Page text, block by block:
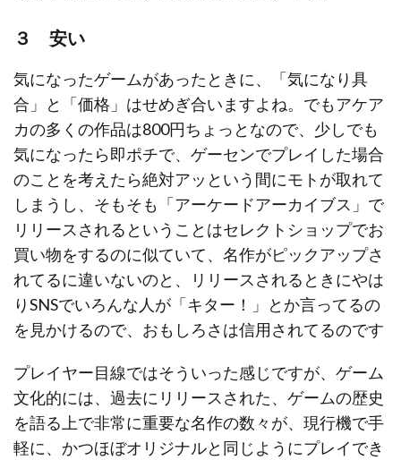
３ 安い
気になったゲームがあったときに、「気になり具
合」と「価格」はせめぎ合いますよね。でもアケア
カの多くの作品は800円ちょっとなので、少しでも
気になったら即ポチで、ゲーセンでプレイした場合
のことを考えたら絶対アッという間にモトが取れて
しまうし、そもそも「アーケードアーカイブス」で
リリースされるということはセレクトショップでお
買い物をするのに似ていて、名作がピックアップさ
れてるに違いないのと、リリースされるときにやは
りSNSでいろんな人が「キター！」とか言ってるの
を見かけるので、おもしろさは信用されてるのです
プレイヤー目線ではそういった感じですが、ゲーム
文化的には、過去にリリースされた、ゲームの歴史
を語る上で非常に重要な名作の数々が、現行機で手
軽に、かつほぼオリジナルと同じようにプレイでき